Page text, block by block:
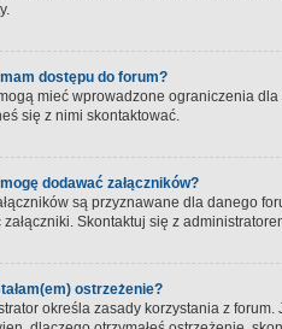
dostępu do forum?
mieć wprowadzone ograniczenia
się z nimi skontaktować.
dodawać załączników?
są przyznawane dla danego
załączniki. Skontaktuj się z
ostrzeżenie?
określa zasady korzystania z